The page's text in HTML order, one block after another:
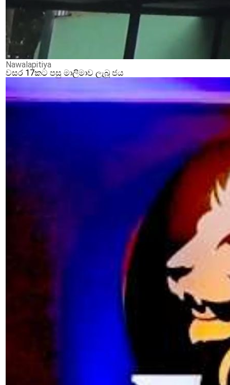
Nawalapitiya
වසර 17කට පසු මාලිමාව ලැබූ ජය